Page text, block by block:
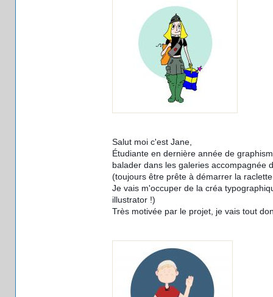
Salut moi c'est Jane,
Étudiante en dernière année de
balader dans les galeries accompagnée
(toujours être prête à démarrer la
Je vais m'occuper de la créa
illustrator !)
Très motivée par le projet, je vais tout